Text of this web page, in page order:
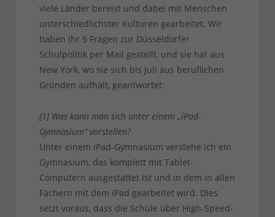
viele Länder bereist und dabei mit Menschen
unterschiedlichster Kulturen gearbeitet. Wir
haben ihr 5 Fragen zur Düsseldorfer
Schulpolitik per Mail gestellt, und sie hat aus
New York, wo sie sich bis Juli aus beruflichen
Gründen aufhält, geantwortet:
[1] Was kann man sich unter einem „iPad-
Gymnasium“ vorstellen?
Unter einem iPad-Gymnasium verstehe ich ein
Gymnasium, das komplett mit Tablet-
Computern ausgestattet ist und in dem in allen
Fächern mit dem iPad gearbeitet wird. Dies
setzt voraus, dass die Schule über High-Speed-